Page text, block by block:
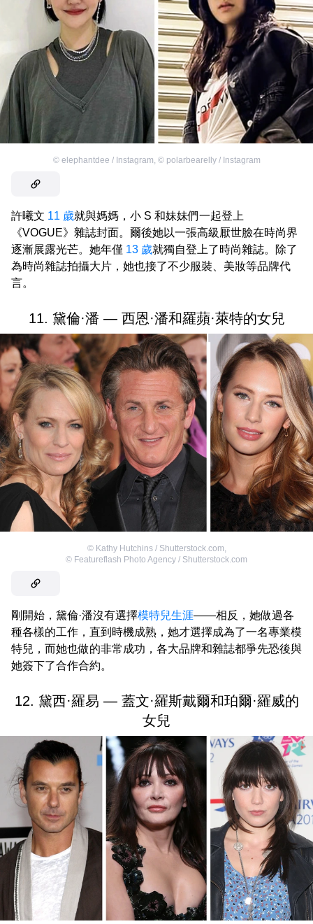
© elephantdee / Instagram, © polarbearelly / Instagram
許曦文 11 歲就與媽媽，小 S 和妹妹們一起登上
《VOGUE》雜誌封面。爾後她以一張高級厭世臉在時尚界
逐漸展露光芒。她年僅 13 歲就獨自登上了時尚雜誌。除了
為時尚雜誌拍攝大片，她也接了不少服裝、美妝等品牌代
言。
11. 黛倫·潘 — 西恩·潘和羅蘋·萊特的女兒
© Kathy Hutchins / Shutterstock.com,
© Featureflash Photo Agency / Shutterstock.com
剛開始，黛倫·潘沒有選擇模特兒生涯——相反，她做過各
種各樣的工作，直到時機成熟，她才選擇成為了一名專業模
特兒，而她也做的非常成功，各大品牌和雜誌都爭先恐後與
她簽下了合作合約。
12. 黛西·羅易 — 蓋文·羅斯戴爾和珀爾·羅威的
女兒